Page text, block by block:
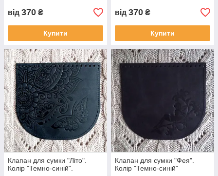
від 370 ₴
Купити
від 370 ₴
Купити
Клапан для сумки "Літо".
Колір "Темно-синій".
Клапан для сумки "Фея".
Колір "Темно-синій"